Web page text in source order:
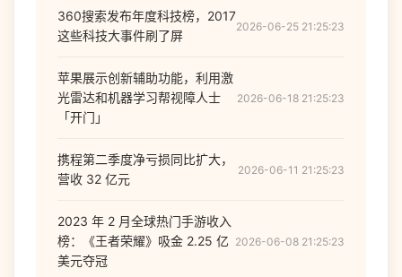
360搜索发布年度科技榜，2017
这些科技大事件刷了屏
2026-06-25 21:25:23
苹果展示创新辅助功能，利用激
光雷达和机器学习帮视障人士
「开门」
2026-06-18 21:25:23
携程第二季度净亏损同比扩大，
营收 32 亿元
2026-06-11 21:25:23
2023 年 2 月全球热门手游收入
榜：《王者荣耀》吸金 2.25 亿
美元夺冠
2026-06-08 21:25:23